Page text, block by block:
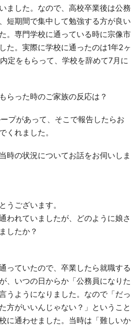
ました。なので、高校卒業後は公務
短期間で集中して勉強する方が良い
。専門学校に通っている時に宗像市
た。実際に学校に通ったのは1年2ヶ
定をもらって、学校を辞めて7月に
らった時のご家族の反応は？
プがあって、そこで報告したらお
くれました。
時の状況についてお話をお伺いしま
うございます。
われていましたが、どのように娘さ
したか？
っていたので、卒業したら就職する
、いつの日からか「公務員になりた
うようになりました。なので「だっ
方がいいんじゃない？」ということ
に通わせました。当時は「難しいか